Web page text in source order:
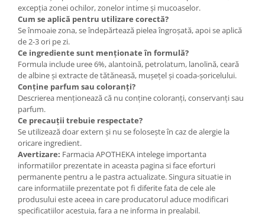
excepția zonei ochilor, zonelor intime și mucoaselor.
Cum se aplică pentru utilizare corectă?
Se înmoaie zona, se îndepărtează pielea îngroșată, apoi se aplică
de 2-3 ori pe zi.
Ce ingrediente sunt menționate în formulă?
Formula include uree 6%, alantoină, petrolatum, lanolină, ceară
de albine și extracte de tătăneasă, mușețel și coada-șoricelului.
Conține parfum sau coloranți?
Descrierea menționează că nu conține coloranți, conservanți sau
parfum.
Ce precauții trebuie respectate?
Se utilizează doar extern și nu se folosește în caz de alergie la
oricare ingredient.
Avertizare: Farmacia APOTHEKA intelege importanta
informatiilor prezentate in aceasta pagina si face eforturi
permanente pentru a le pastra actualizate. Singura situatie in
care informatiile prezentate pot fi diferite fata de cele ale
produsului este aceea in care producatorul aduce modificari
specificatiilor acestuia, fara a ne informa in prealabil.